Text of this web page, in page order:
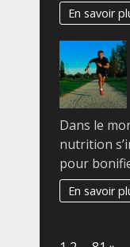
En savoir
Dans le
nutrition
pour
En savoir